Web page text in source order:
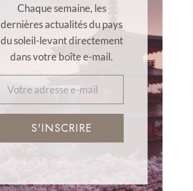
Chaque semaine, les
dernières actualités du pays
du soleil-levant directement
dans votre boîte e-mail.
S'INSCRIRE